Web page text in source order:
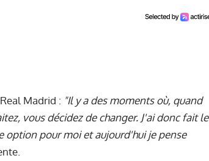
Madrid : "Il y a des moments où, quand
vous décidez de changer. J'ai donc fait le
option pour moi et aujourd'hui je pense